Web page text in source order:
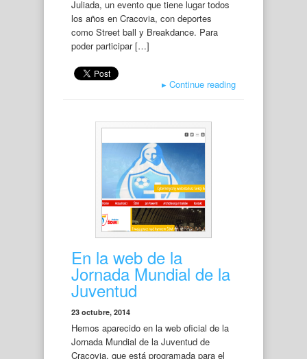
Juliada, un evento que tiene lugar todos
los años en Cracovia, con deportes
como Street ball y Breakdance. Para
poder participar […]
▸ Continue reading
En la web de la
Jornada Mundial de la
Juventud
23 octubre, 2014
Hemos aparecido en la web oficial de la
Jornada Mundial de la Juventud de
Cracovia, que está programada para el